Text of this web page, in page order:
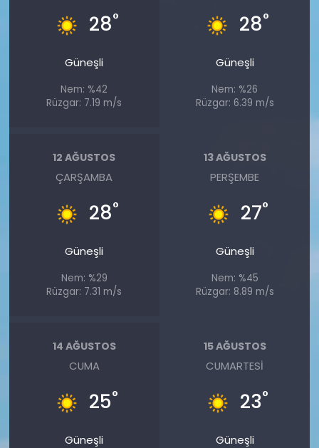
28°
Güneşli
Nem: %42
Rüzgar: 7.19 m/s
28°
Güneşli
Nem: %26
Rüzgar: 6.39 m/s
12 AĞUSTOS
ÇARŞAMBA
28°
Güneşli
Nem: %29
Rüzgar: 7.31 m/s
13 AĞUSTOS
PERŞEMBE
27°
Güneşli
Nem: %45
Rüzgar: 8.89 m/s
14 AĞUSTOS
CUMA
25°
Güneşli
15 AĞUSTOS
CUMARTESI
23°
Güneşli